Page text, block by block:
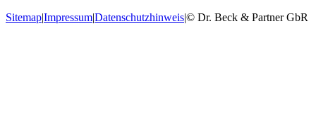
Sitemap|Impressum|Datenschutzhinweis|© Dr. Beck & Partner GbR